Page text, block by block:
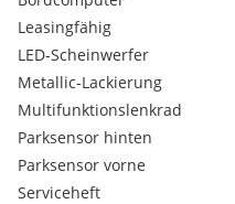
Leasingfähig
LED-Scheinwerfer
Metallic-Lackierung
Multifunktionslenkrad
Parksensor hinten
Parksensor vorne
Serviceheft